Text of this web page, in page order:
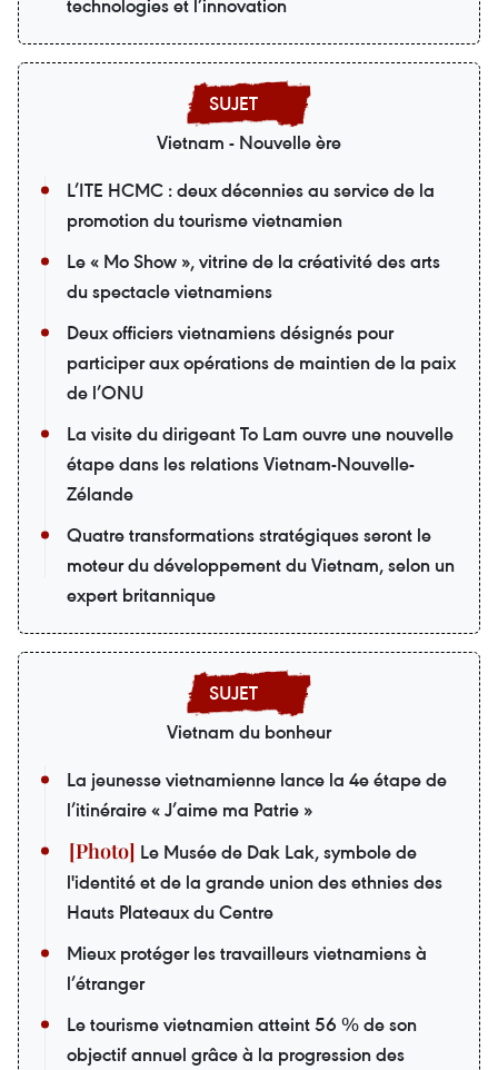
technologies et l’innovation
Vietnam - Nouvelle ère
L’ITE HCMC : deux décennies au service de la
promotion du tourisme vietnamien
Le « Mo Show », vitrine de la créativité des arts
du spectacle vietnamiens
Deux officiers vietnamiens désignés pour
participer aux opérations de maintien de la paix
de l’ONU
La visite du dirigeant To Lam ouvre une nouvelle
étape dans les relations Vietnam-Nouvelle-
Zélande
Quatre transformations stratégiques seront le
moteur du développement du Vietnam, selon un
expert britannique
Vietnam du bonheur
La jeunesse vietnamienne lance la 4e étape de
l’itinéraire « J’aime ma Patrie »
Le Musée de Dak Lak, symbole de
l'identité et de la grande union des ethnies des
Hauts Plateaux du Centre
Mieux protéger les travailleurs vietnamiens à
l’étranger
Le tourisme vietnamien atteint 56 % de son
objectif annuel grâce à la progression des